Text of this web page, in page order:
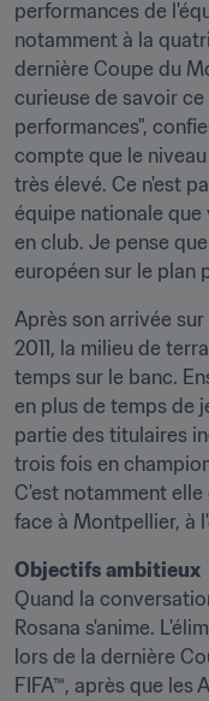
performances de
notamment à la
dernière Coupe du
curieuse de savoir
performances",
compte que le
très élevé. Ce n'est
équipe nationale
en club. Je pense
européen sur le plan
Après son arrivée
2011, la milieu de
temps sur le banc.
en plus de temps de
partie des titulaires
trois fois en
C'est notamment
face à Montpellier, à
Objectifs ambitieux
Quand la
Rosana s'anime.
lors de la dernière
FIFA™, après que les